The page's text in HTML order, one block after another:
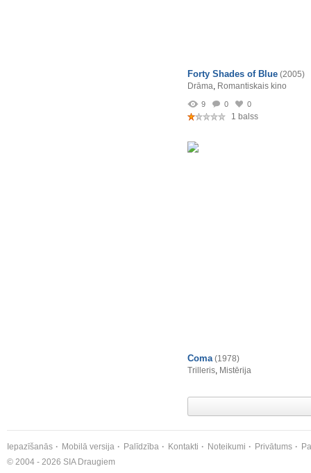
Forty Shades of Blue (2005)
Drāma, Romantiskais kino
9 0 0
1 balss
Coma (1978)
Trilleris, Mistērija
Iepazīšanās Mobilā versija Palīdzība Kontakti Noteikumi Privātums
© 2004 - 2026 SIA Draugiem